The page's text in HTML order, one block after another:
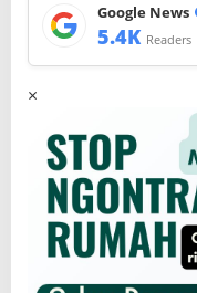
Google News
5.4K Readers
×